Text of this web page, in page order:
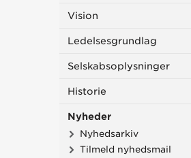
Vision
Ledelsesgrundlag
Selskabsoplysninger
Historie
Nyheder
Nyhedsarkiv
Tilmeld nyhedsmail